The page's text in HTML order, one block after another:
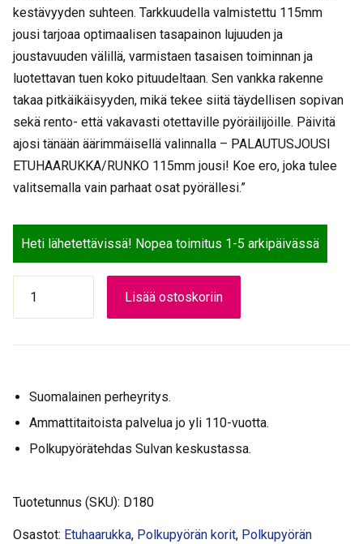
kestävyyden suhteen. Tarkkuudella valmistettu 115mm
jousi tarjoaa optimaalisen tasapainon lujuuden ja
joustavuuden välillä, varmistaen tasaisen toiminnan ja
luotettavan tuen koko pituudeltaan. Sen vankka rakenne
takaa pitkäikäisyyden, mikä tekee siitä täydellisen sopivan
sekä rento- että vakavasti otettaville pyöräilijöille. Päivitä
ajosi tänään äärimmäisellä valinnalla – PALAUTUSJOUSI
ETUHAARUKKA/RUNKO 115mm jousi! Koe ero, joka tulee
valitsemalla vain parhaat osat pyörällesi.”
Heti lähetettävissä! Nopea toimitus 1-5 arkipäivässä
ETUHAARUKKA/RUNKO
115mm
Lisää ostoskoriin
Suomalainen perheyritys.
Ammattitaitoista palvelua jo yli 110-vuotta.
Polkupyörätehdas Sulvan keskustassa.
Tuotetunnus (SKU): D180
Osastot: Etuhaarukka, Polkupyörän korit, Polkupyörän